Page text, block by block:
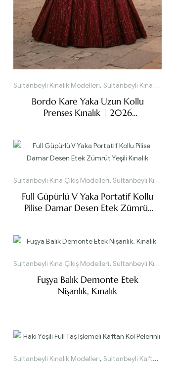
Sultanbeyli Kınalık Modelleri, Sultanbeyli Kına Çıkış Modelleri
Bordo Kare Yaka Uzun Kollu
Prenses Kınalık | 2026
Sultanbeyli Kına Çıkış Modelleri, Sultanbeyli Kınalık Modelleri
Full Güpürlü V Yaka Portatif Kollu
Pilise Damar Desen Etek Zümrüt
Sultanbeyli Kına Çıkış Modelleri, Sultanbeyli Kınalık Modelleri
Fuşya Balık Demonte Etek
Nişanlık, Kınalık
Sultanbeyli Kınalık Modelleri, Sultanbeyli Kaftan ve Bindallı Modelleri